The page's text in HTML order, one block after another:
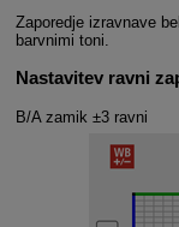
Zaporedje izravnave
barvnimi toni.
Nastavitev ravni
B/A zamik ±3 ravni